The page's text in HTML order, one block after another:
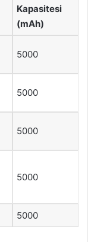
Kapasitesi
(mAh)
5000
5000
5000
5000
5000